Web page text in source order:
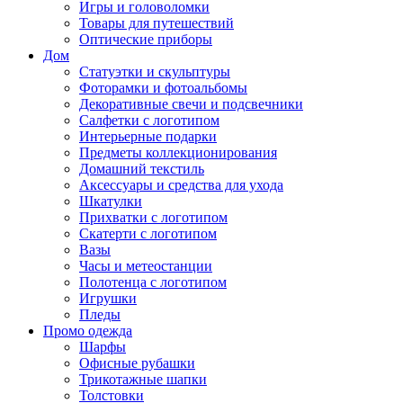
Игры и головоломки
Товары для путешествий
Оптические приборы
Дом
Статуэтки и скульптуры
Фоторамки и фотоальбомы
Декоративные свечи и подсвечники
Салфетки с логотипом
Интерьерные подарки
Предметы коллекционирования
Домашний текстиль
Аксессуары и средства для ухода
Шкатулки
Прихватки с логотипом
Скатерти с логотипом
Вазы
Часы и метеостанции
Полотенца с логотипом
Игрушки
Пледы
Промо одежда
Шарфы
Офисные рубашки
Трикотажные шапки
Толстовки